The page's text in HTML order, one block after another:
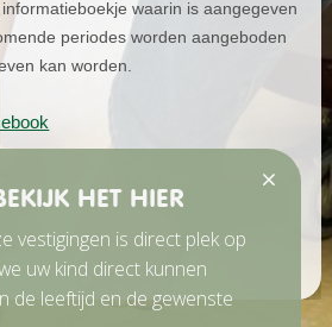
waarin is aangegeven
periodes worden aangeboden
kan worden.
HET HIER
vestigingen is direct plek op
uw kind direct kunnen
de leeftijd en de gewenste